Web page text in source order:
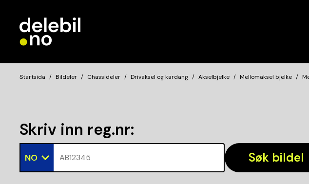
Startsida Bildeler Chassideler Drivaksel og kardang Akselbjelke Mellomaksel bjelke
Skriv inn reg.nr:
NO AB12345 Søk bildel